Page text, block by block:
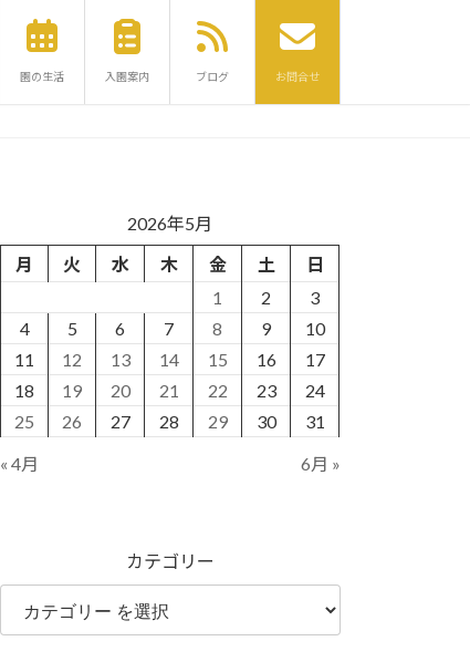
園の生活 入園案内 ブログ お問合せ
2026年5月
月
火 水 木 金 土
日
1
2
3
4
5 6 7 8 9
10
11
12 13 14 15 16
17
18
19 20 21 22 23
24
25
26 27 28 29 30 31
« 4月 6月 »
カテゴリー